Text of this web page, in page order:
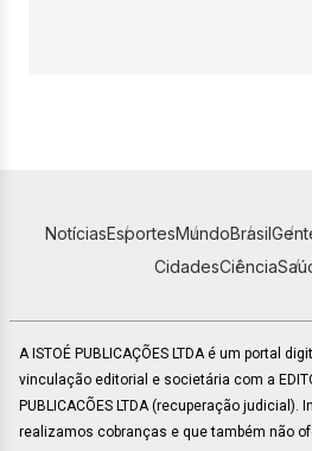
NotíciasEsportesMundoBrasil
CidadesCiência
A ISTOÉ PUBLICAÇÕES LTDA é um portal
vinculação editorial e societária com a
PUBLICACÕES LTDA (recuperação
realizamos cobranças e que também não